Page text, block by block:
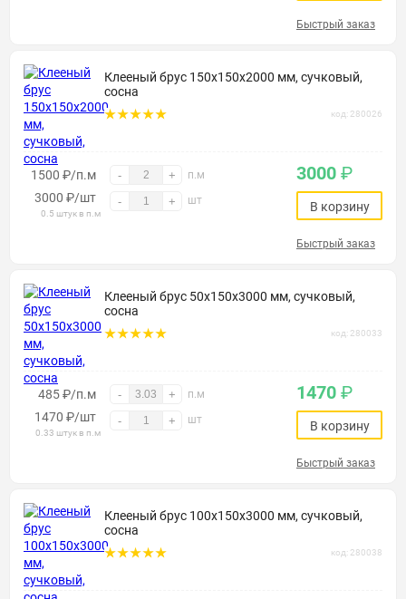
Быстрый заказ
Клееный брус 150х150х2000 мм, сучковый,
сосна
код: 280026
1500 ₽/п.м - + п.м
3000 ₽/шт
0.5 штук в п.м
- + шт
3000 ₽
В корзину
Быстрый заказ
Клееный брус 50х150х3000 мм, сучковый,
сосна
код: 280033
485 ₽/п.м - + п.м
1470 ₽/шт
0.33 штук в п.м
- + шт
1470 ₽
В корзину
Быстрый заказ
Клееный брус 100х150х3000 мм, сучковый,
сосна
код: 280038